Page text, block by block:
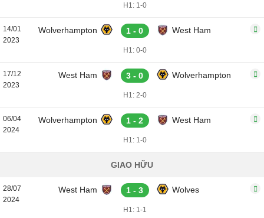
H1: 1-0
14/01
2023
Wolverhampton 1 - 0 West Ham
H1: 0-0
17/12
2023
West Ham 3 - 0 Wolverhampton
H1: 2-0
06/04
2024
Wolverhampton 1 - 2 West Ham
H1: 1-0
GIAO HỮU
28/07
2024
West Ham 1 - 3 Wolves
H1: 1-1